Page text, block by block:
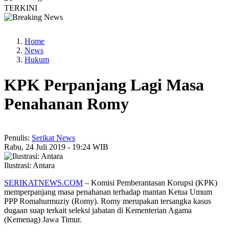
TERKINI
Home
News
Hukum
KPK Perpanjang Lagi Masa
Penahanan Romy
Penulis: Serikat News
Rabu, 24 Juli 2019 - 19:24 WIB
Ilustrasi: Antara
SERIKATNEWS.COM – Komisi Pemberantasan Korupsi (KPK)
memperpanjang masa penahanan terhadap mantan Ketua Umum
PPP Romahurmuziy (Romy). Romy merupakan tersangka kasus
dugaan suap terkait seleksi jabatan di Kementerian Agama
(Kemenag) Jawa Timur.